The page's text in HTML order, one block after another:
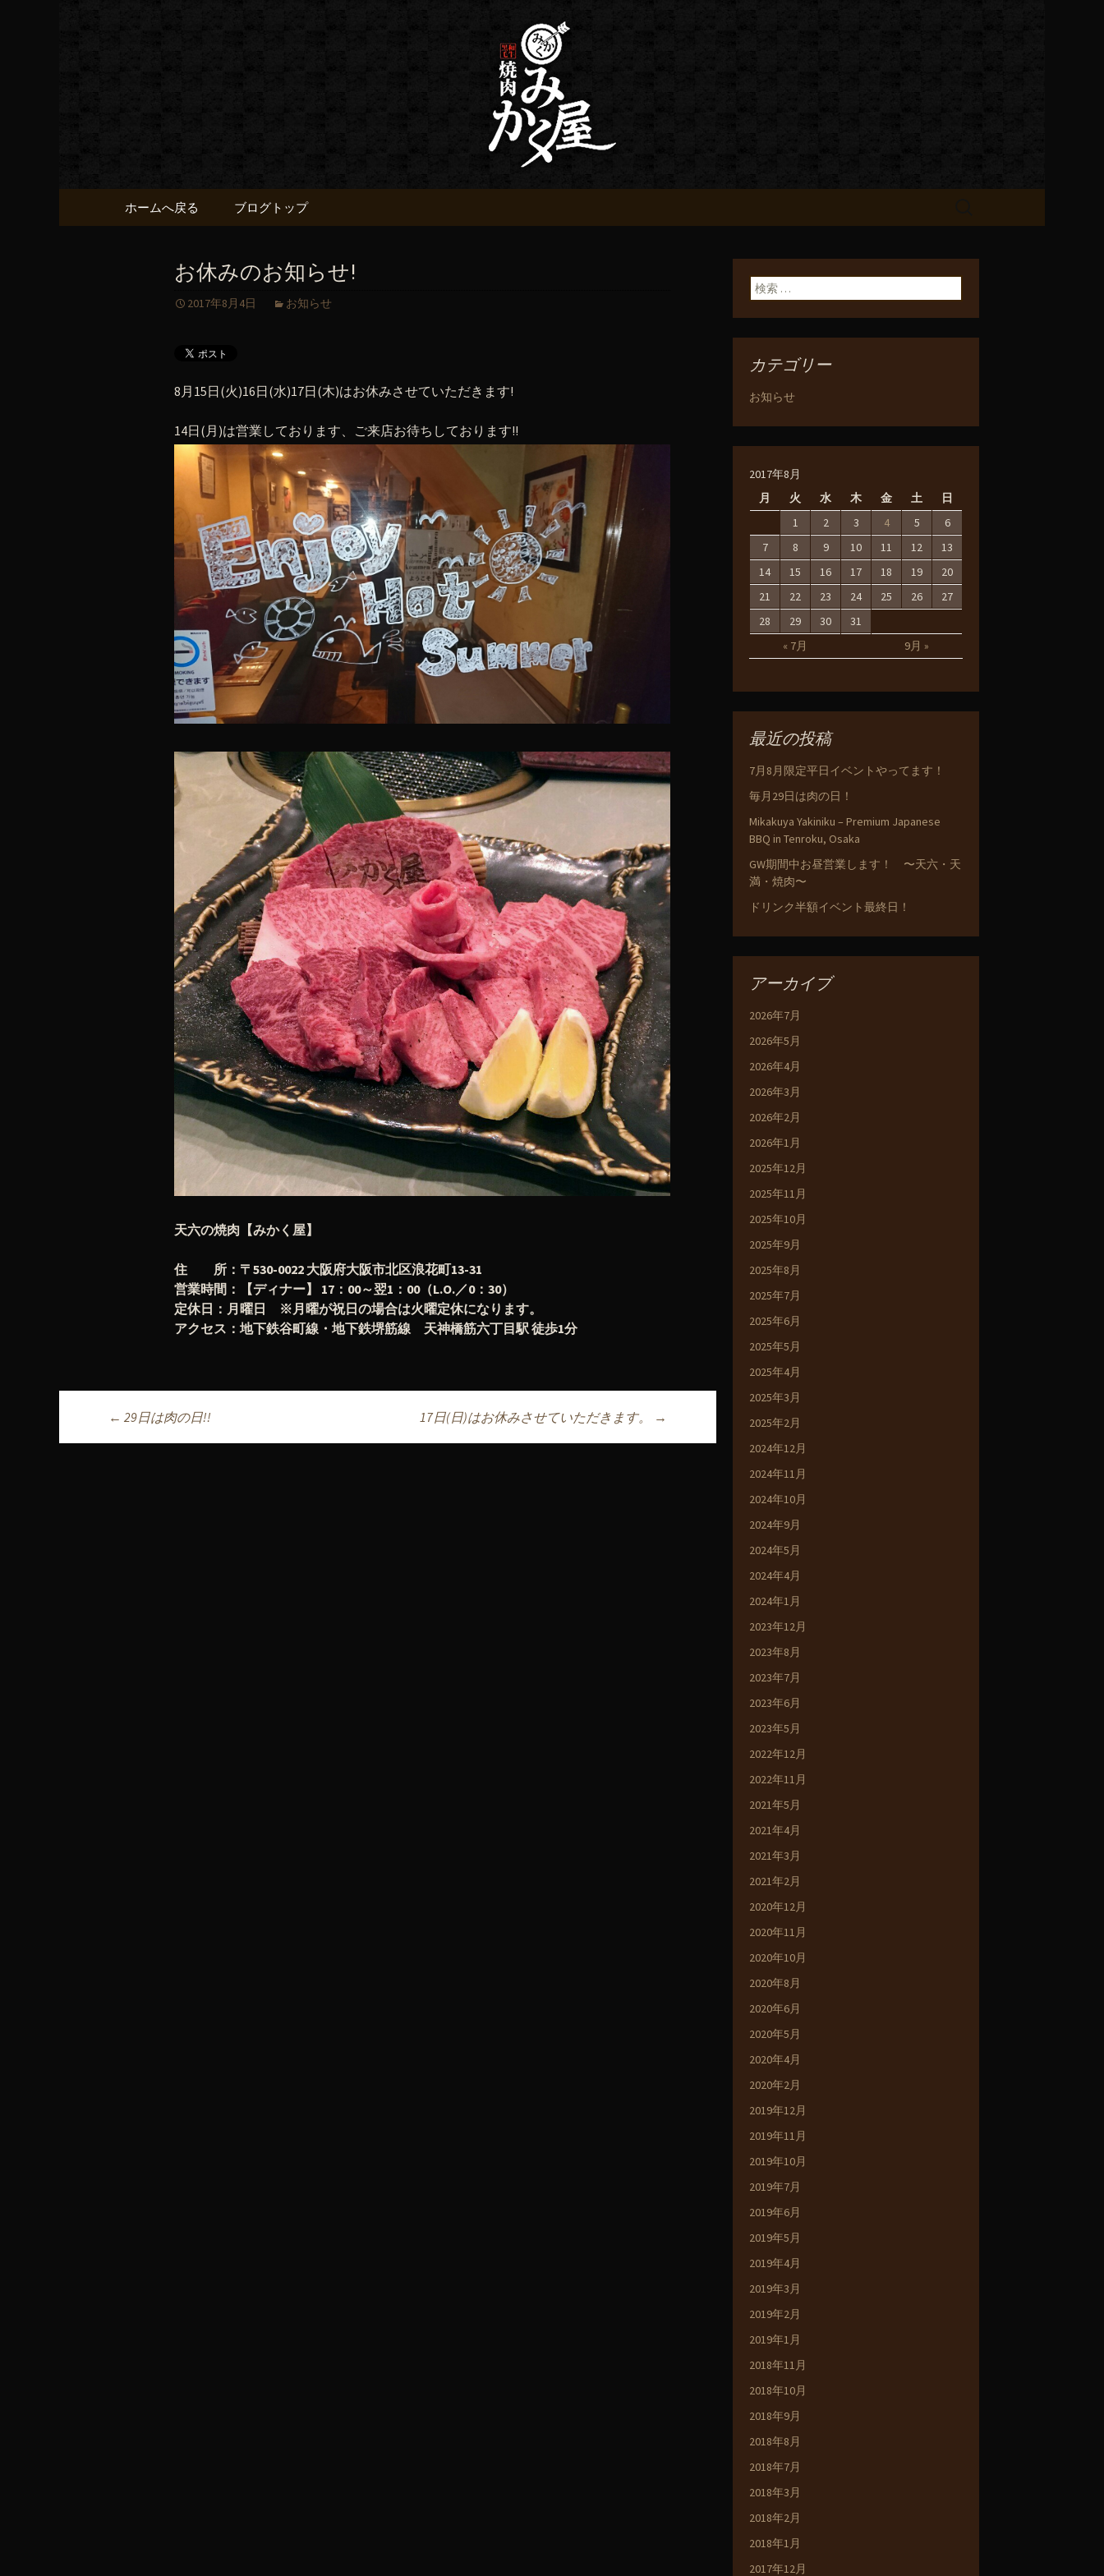
黒毛和牛 みかく屋からのお知らせ
コンテンツへ移動
ホームへ戻る ブログトップ
お休みのお知らせ!
2017年8月4日 お知らせ
8月15日(火)16日(水)17日(木)はお休みさせていただきます!
14日(月)は営業しております、ご来店お待ちしております!!
天六の焼肉【みかく屋】
住 所：〒530-0022 大阪府大阪市北区浪花町13-31
営業時間：【ディナー】 17：00～翌1：00（L.O.／0：30）
定休日：月曜日 ※月曜が祝日の場合は火曜定休になります。
アクセス：地下鉄谷町線・地下鉄堺筋線 天神橋筋六丁目駅 徒歩1分
投稿ナビゲーション
← 29日は肉の日!! 17日(日)はお休みさせていただきます。 →
検索:
カテゴリー
お知らせ
2017年8月
月
火 水 木 金 土 日
« 7月 9月 »
1 2 3 4 5
6
7
8 9 10 11 12
13
14
15 16 17 18 19
20
21
22 23 24 25 26
27
28
29 30 31
最近の投稿
7月8月限定平日イベントやってます！
毎月29日は肉の日！
Mikakuya Yakiniku – Premium Japanese
BBQ in Tenroku, Osaka
GW期間中お昼営業します！ 〜天六・天
満・焼肉〜
ドリンク半額イベント最終日！
アーカイブ
2026年7月
2026年5月
2026年4月
2026年3月
2026年2月
2026年1月
2025年12月
2025年11月
2025年10月
2025年9月
2025年8月
2025年7月
2025年6月
2025年5月
2025年4月
2025年3月
2025年2月
2024年12月
2024年11月
2024年10月
2024年9月
2024年5月
2024年4月
2024年1月
2023年12月
2023年8月
2023年7月
2023年6月
2023年5月
2022年12月
2022年11月
2021年5月
2021年4月
2021年3月
2021年2月
2020年12月
2020年11月
2020年10月
2020年8月
2020年6月
2020年5月
2020年4月
2020年2月
2019年12月
2019年11月
2019年10月
2019年7月
2019年6月
2019年5月
2019年4月
2019年3月
2019年2月
2019年1月
2018年11月
2018年10月
2018年9月
2018年8月
2018年7月
2018年3月
2018年2月
2018年1月
2017年12月